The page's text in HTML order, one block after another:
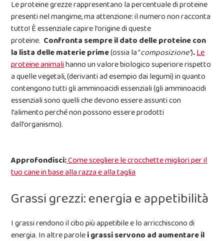
Le proteine grezze rappresentano la percentuale di proteine
presenti nel mangime, ma attenzione: il numero non racconta
tutto! È essenziale capire l’origine di queste
proteine. Confronta sempre il dato delle proteine con
la lista delle materie prime(ossia la "composizione").Le
proteine animalihanno un valore biologico superiore rispetto
a quelle vegetali, (derivanti ad esempio dai legumi) in quanto
contengono tutti gli amminoacidi essenziali (gli amminoacidi
essenziali sono quelli che devono essere assunti con
l’alimento perché non possono essere prodotti
dall’organismo).
Approfondisci:Come scegliere le crocchette migliori per il
tuo cane in base alla razza e alla taglia
Grassi grezzi: energia e appetibilità
I grassi rendono il cibo più appetibile e lo arricchiscono di
energia. In altre parolei grassiservono ad aumentare il